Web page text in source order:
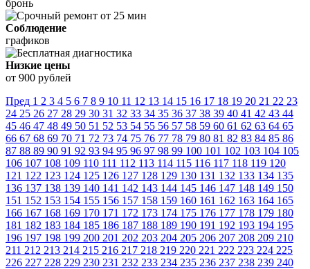
бронь
Соблюдение
графиков
Низкие цены
от 900 рублей
Пред 1 2 3 4 5 6 7 8 9 10 11 12 13 14 15 16 17 18 19 20 21 22 23
24 25 26 27 28 29 30 31 32 33 34 35 36 37 38 39 40 41 42 43 44
45 46 47 48 49 50 51 52 53 54 55 56 57 58 59 60 61 62 63 64 65
66 67 68 69 70 71 72 73 74 75 76 77 78 79 80 81 82 83 84 85 86
87 88 89 90 91 92 93 94 95 96 97 98 99 100 101 102 103 104 105
106 107 108 109 110 111 112 113 114 115 116 117 118 119 120
121 122 123 124 125 126 127 128 129 130 131 132 133 134 135
136 137 138 139 140 141 142 143 144 145 146 147 148 149 150
151 152 153 154 155 156 157 158 159 160 161 162 163 164 165
166 167 168 169 170 171 172 173 174 175 176 177 178 179 180
181 182 183 184 185 186 187 188 189 190 191 192 193 194 195
196 197 198 199 200 201 202 203 204 205 206 207 208 209 210
211 212 213 214 215 216 217 218 219 220 221 222 223 224 225
226 227 228 229 230 231 232 233 234 235 236 237 238 239 240